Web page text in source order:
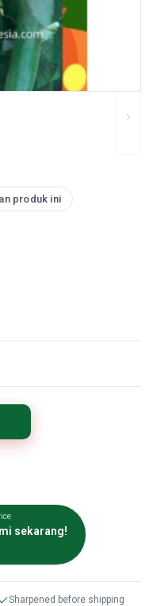
produk ini
sekarang!
Sharpened before shipping